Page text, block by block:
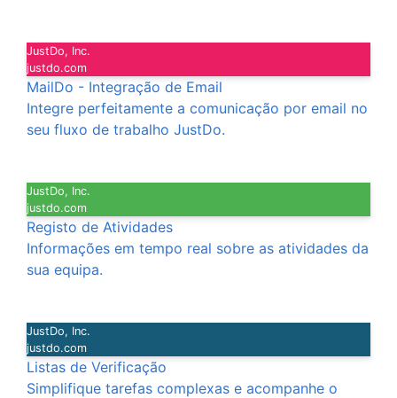
JustDo, Inc.
justdo.com
MailDo - Integração de Email
Integre perfeitamente a comunicação por email no
seu fluxo de trabalho JustDo.
JustDo, Inc.
justdo.com
Registo de Atividades
Informações em tempo real sobre as atividades da
sua equipa.
JustDo, Inc.
justdo.com
Listas de Verificação
Simplifique tarefas complexas e acompanhe o